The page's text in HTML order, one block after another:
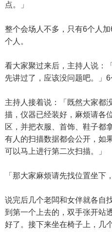
点。」
整个会场人不多，只有6个人
个人。
看大家聚过来后，主持人说：
先讲过了，应该没问题吧。」
主持人接着说：「既然大家都
描，仪器已经装好，麻烦请各
区，并把衣服、首饰、鞋子都
有人的扫描数据都会公开，如
可以马上进行第二次扫描。」
「那大家麻烦请先找位置坐下
说完后几个老闆和女伴就各自
到第一个上去的，双手张开站
好了。接下来坐在椅子上，几